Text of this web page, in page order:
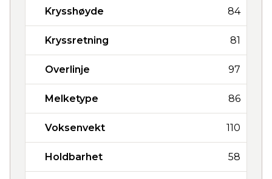
Krysshøyde 84
Kryssretning 81
Overlinje 97
Melketype 86
Voksenvekt 110
Holdbarhet 58